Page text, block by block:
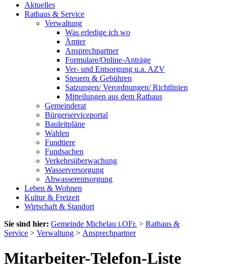
Aktuelles
Rathaus & Service
Verwaltung
Was erledige ich wo
Ämter
Ansprechpartner
Formulare/Online-Anträge
Ver- und Entsorgung u.a. AZV
Steuern & Gebühren
Satzungen/ Verordnungen/ Richtlinien
Mitteilungen aus dem Rathaus
Gemeinderat
Bürgerserviceportal
Bauleitpläne
Wahlen
Fundtiere
Fundsachen
Verkehrsüberwachung
Wasserversorgung
Abwasserentsorgung
Leben & Wohnen
Kultur & Freizeit
Wirtschaft & Standort
Sie sind hier: Gemeinde Michelau i.OFr. > Rathaus &
Service > Verwaltung > Ansprechpartner
Mitarbeiter-Telefon-Liste